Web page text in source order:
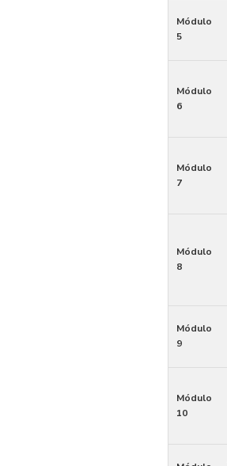
Módulo
5
Módulo
6
Módulo
7
Módulo
8
Módulo
9
Módulo
10